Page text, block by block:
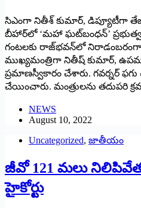
‌సిఎంగా నితీశ్‌ ‌కుమార్‌, ‌డిప్యూటీగా
‌బీహార్‌లో ‘మహా ఘట్‌బంధన్‌’
గంటలకు రాజ్‌భవన్‌లో నిరాడంబరంగా
ముఖ్యమంత్రిగా నితీష్‌ ‌కుమార్‌,
‌ప్రమాణస్వీకారం చేశారు. గవర్నర్‌
చేయించారు. మంత్రులను తదుపరి
NEWS
August 10, 2022
Uncategorized, జాతీయం
జీవో 121 మలు
హైకోర్టు